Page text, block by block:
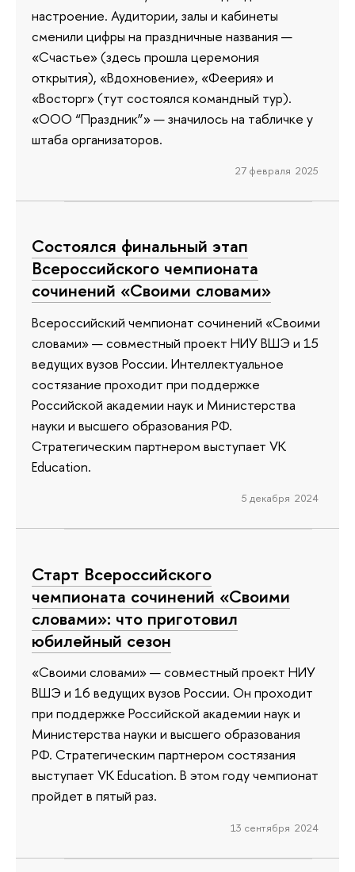
настроение. Аудитории, залы и кабинеты
сменили цифры на праздничные названия —
«Счастье» (здесь прошла церемония
открытия), «Вдохновение», «Феерия» и
«Восторг» (тут состоялся командный тур).
«ООО “Праздник”» — значилось на табличке у
штаба организаторов.
27 февраля 2025
Состоялся финальный этап
Всероссийского чемпионата
сочинений «Своими словами»
Всероссийский чемпионат сочинений «Своими
словами» — совместный проект НИУ ВШЭ и 15
ведущих вузов России. Интеллектуальное
состязание проходит при поддержке
Российской академии наук и Министерства
науки и высшего образования РФ.
Стратегическим партнером выступает VK
Education.
5 декабря 2024
Старт Всероссийского
чемпионата сочинений «Своими
словами»: что приготовил
юбилейный сезон
«Своими словами» — совместный проект НИУ
ВШЭ и 16 ведущих вузов России. Он проходит
при поддержке Российской академии наук и
Министерства науки и высшего образования
РФ. Стратегическим партнером состязания
выступает VK Education. В этом году чемпионат
пройдет в пятый раз.
13 сентября 2024